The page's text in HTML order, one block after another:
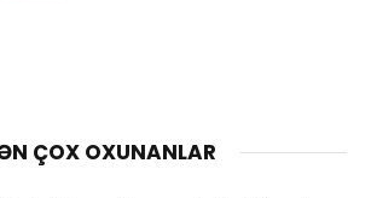
ÇOX OXUNANLAR